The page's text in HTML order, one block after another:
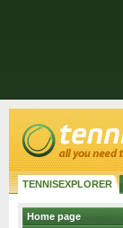
TENNISEXPLORER
Home page